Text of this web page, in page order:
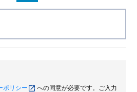
ポリシー
への同意が必要です。ご入力